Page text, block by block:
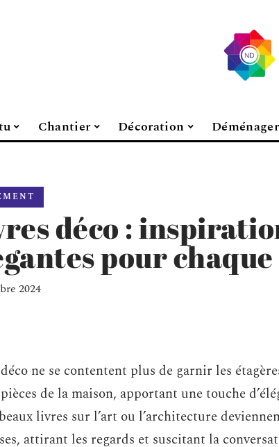
Chantier Décoration Déménager
déco :
pour
2024
ne se contentent plus de garnir les
de la maison, apportant une touche
livres sur l’art ou l’architecture
attirant les regards et suscitant la